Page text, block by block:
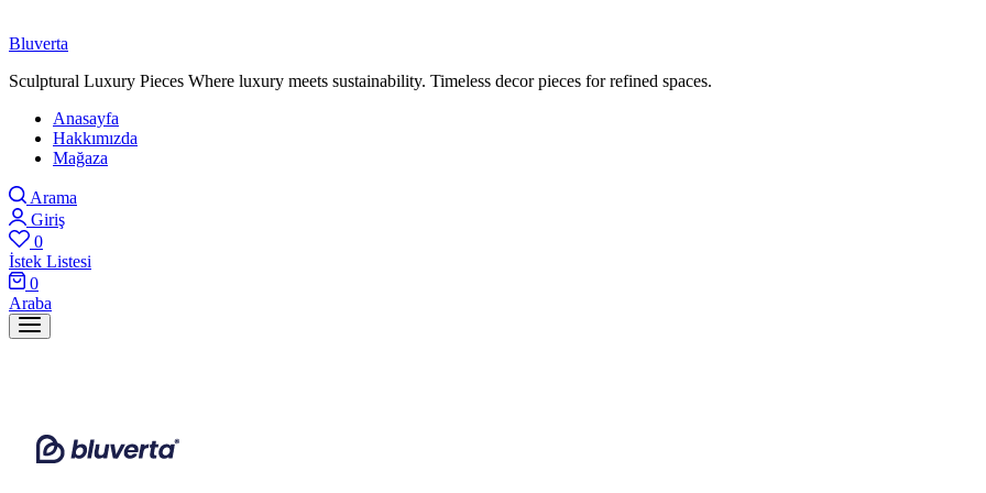
Bluverta
Sculptural Luxury Pieces Where luxury meets sustainability. Timeless decor pieces for refined spaces.
Anasayfa
Hakkımızda
Mağaza
Arama
Giriş
0
İstek Listesi
0
Araba